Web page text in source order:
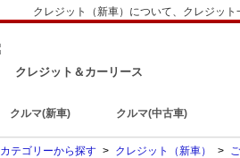
クレジット（新車）について、クレジッ
クレジット＆カーリース
クルマ(新車) クルマ(中古車)
カテゴリーから探す > クレジット（新車） >